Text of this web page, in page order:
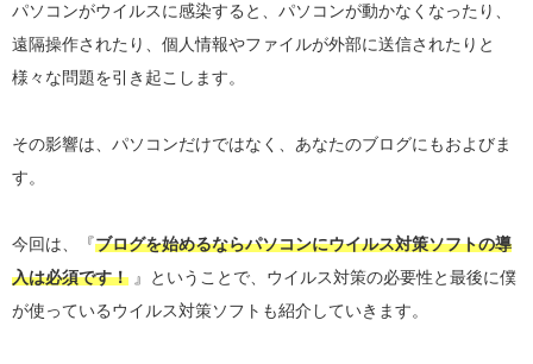
パソコンがウイルスに感染すると、パソコンが動かなくなったり、
遠隔操作されたり、個人情報やファイルが外部に送信されたりと
様々な問題を引き起こします。
その影響は、パソコンだけではなく、あなたのブログにもおよびま
す。
今回は、『ブログを始めるならパソコンにウイルス対策ソフトの導
入は必須です！ 』ということで、ウイルス対策の必要性と最後に僕
が使っているウイルス対策ソフトも紹介していきます。